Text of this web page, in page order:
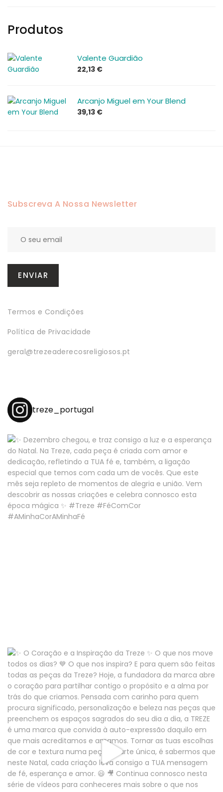
Produtos
Valente Guardião
22,13 €
Arcanjo Miguel em Your Blend
39,13 €
Subscreva A Nossa Newsletter
Termos e Condições
Política de Privacidade
geral@trezeaderecosreligiosos.pt
treze_portugal